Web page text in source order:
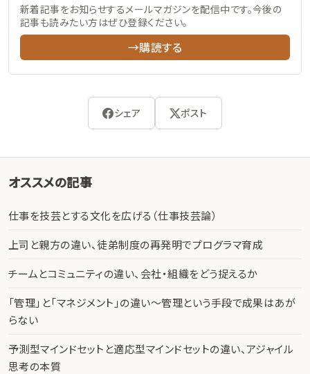
新着記事をお知らせするメールマガジンを配信中です。今後の
記事も読みたい方はぜひ登録ください。
→購読する
シェア ポスト
オススメの記事
仕事を技芸とする文化を広げる（仕事技芸論）
上司と親方の違い、徒弟制度の再発明でプログラマ育成
チームとコミュニティの違い、会社・組織をどう捉えるか
「管理」と「マネジメント」の違い〜管理という手段で成果はあが
らない
予測型マインドセットと適応型マインドセットの違い、アジャイル
思考の本質